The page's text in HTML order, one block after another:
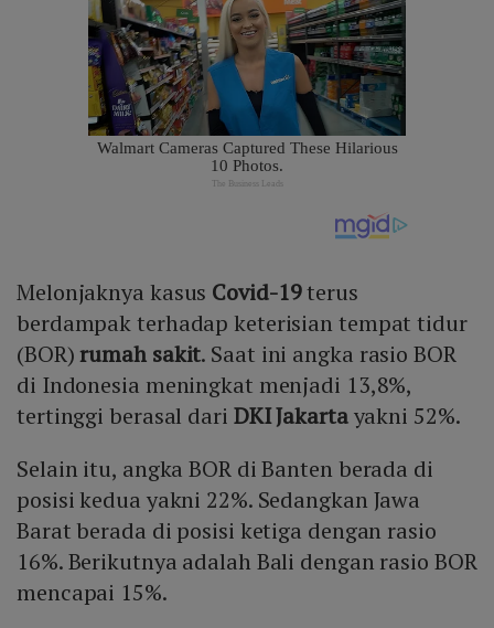
Melonjaknya kasus Covid-19terus
berdampak terhadap keterisian tempat tidur
(BOR)rumah sakit. Saat ini angka rasio BOR
di Indonesia meningkat menjadi 13,8%,
tertinggi berasal dari DKI Jakartayakni 52%.
Selain itu, angka BOR di Banten berada di
posisi kedua yakni 22%. Sedangkan Jawa
Barat berada di posisi ketiga dengan rasio
16%. Berikutnya adalah Bali dengan rasio BOR
mencapai 15%.